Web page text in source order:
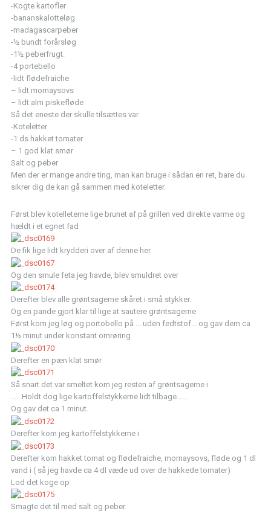
-Kogte kartofler
-bananskalotteløg
-madagascarpeber
-½ bundt forårsløg
-1½ peberfrugt.
-4 portebello
-lidt flødefraiche
– lidt mornaysovs
– lidt alm piskefløde
Så det eneste der skulle tilsættes var
-Koteletter
-1 ds hakket tomater
– 1 god klat smør
Salt og peber
Men der er mange andre ting, man kan bruge i sådan en ret, bare du
sikrer dig de kan gå sammen med koteletter.
Først blev kotelleterne lige brunet af på grillen ved direkte varme og
hældt i et egnet fad
De fik lige lidt krydderi over af denne her
Og den smule feta jeg havde, blev smuldret over
Derefter blev alle grøntsagerne skåret i små stykker.
Og en pande gjort klar til lige at sautere grøntsagerne
Først kom jeg løg og portobello på ….uden fedtstof… og gav dem ca
1½ minut under konstant omrøring
Derefter en pæn klat smør
Så snart det var smeltet kom jeg resten af grøntsagerne i
……Holdt dog lige kartoffelstykkerne lidt tilbage……
Og gav det ca 1 minut.
Derefter kom jeg kartoffelstykkerne i
Derefter kom hakket tomat og flødefraiche, mornaysovs, fløde og 1 dl
vand i ( så jeg havde ca 4 dl væde ud over de hakkede tomater)
Lod det koge op
Smagte det til med salt og peber.